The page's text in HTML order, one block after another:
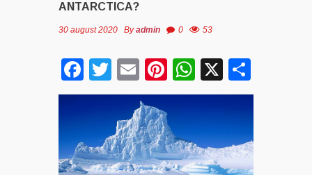
Elena Natașa
Vrăjitoarea
magiei
negre
ANTARCTICA?
30 august 2020 Byadmin 0 53
Facebook
Twitter
EmailPinterest
WhatsApp
X